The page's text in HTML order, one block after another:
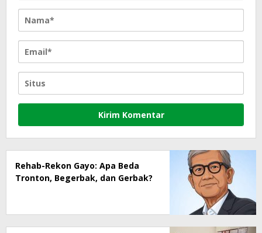
Rehab-Rekon Gayo: Apa Beda
Tronton, Begerbak, dan Gerbak?